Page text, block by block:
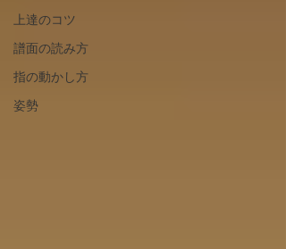
上達のコツ
譜面の読み方
指の動かし方
姿勢